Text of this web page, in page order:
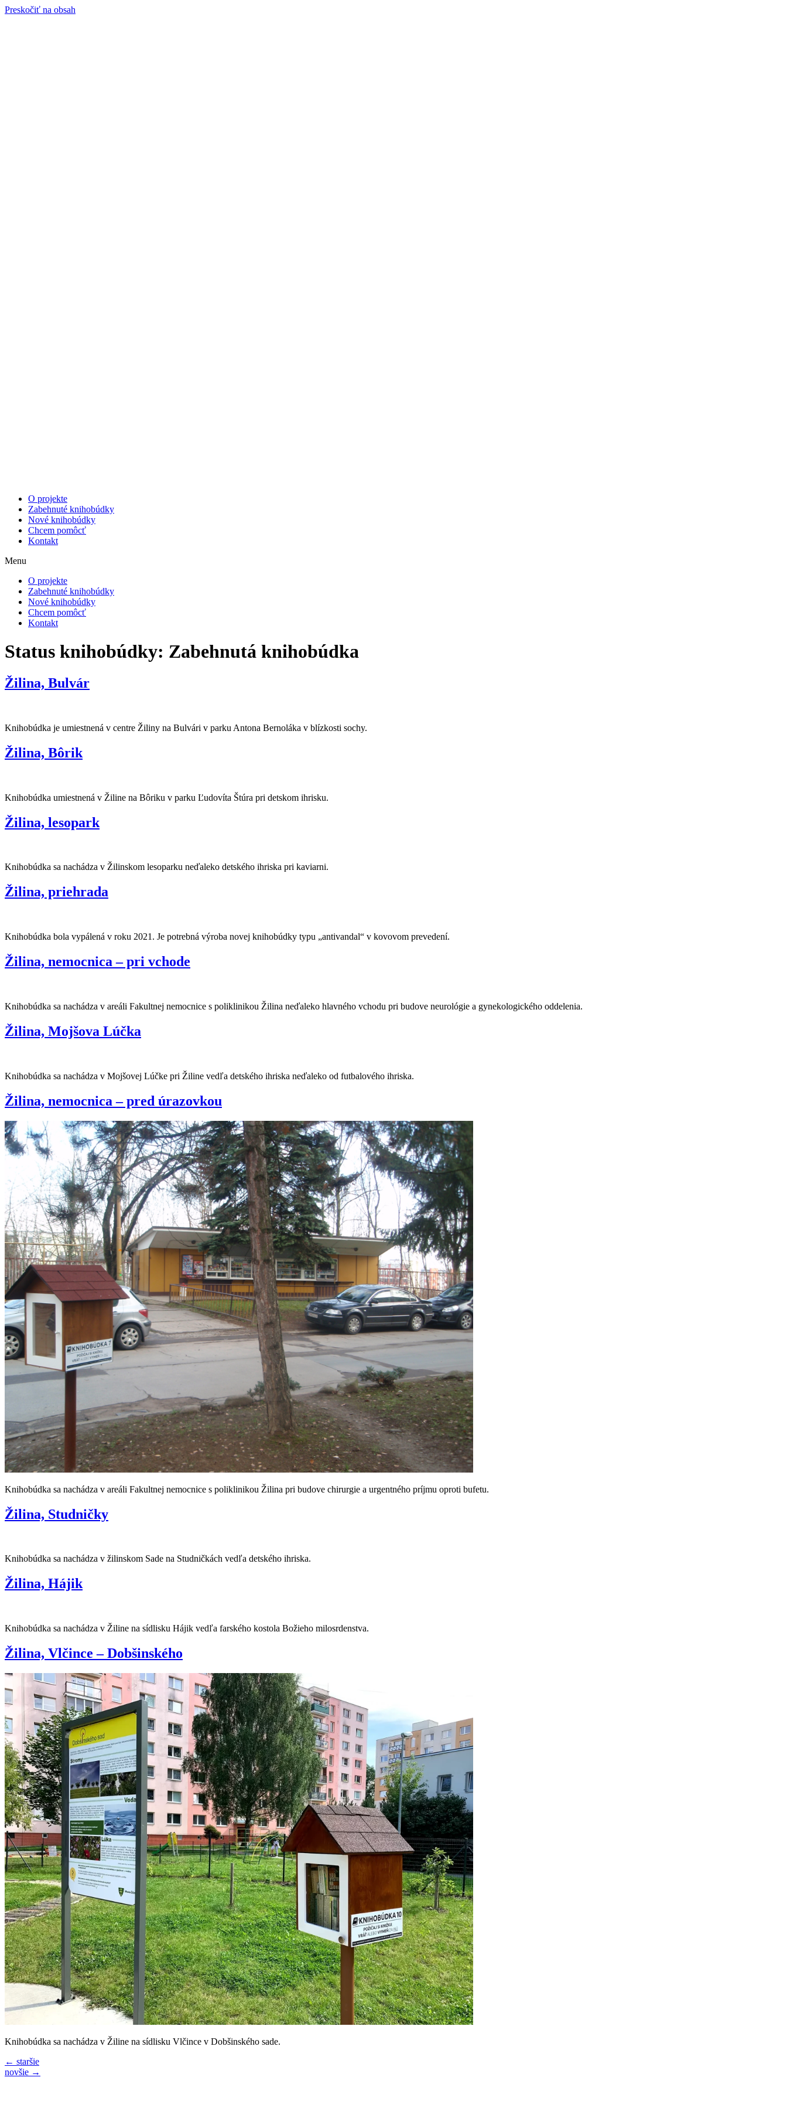
Preskočiť na obsah
O projekte
Zabehnuté knihobúdky
Nové knihobúdky
Chcem pomôcť
Kontakt
Menu
O projekte
Zabehnuté knihobúdky
Nové knihobúdky
Chcem pomôcť
Kontakt
Status knihobúdky: Zabehnutá knihobúdka
Žilina, Bulvár
Knihobúdka je umiestnená v centre Žiliny na Bulvári v parku Antona Bernoláka v blízkosti sochy.
Žilina, Bôrik
Knihobúdka umiestnená v Žiline na Bôriku v parku Ľudovíta Štúra pri detskom ihrisku.
Žilina, lesopark
Knihobúdka sa nachádza v Žilinskom lesoparku neďaleko detského ihriska pri kaviarni.
Žilina, priehrada
Knihobúdka bola vypálená v roku 2021. Je potrebná výroba novej knihobúdky typu „antivandal“ v kovovom prevedení.
Žilina, nemocnica – pri vchode
Knihobúdka sa nachádza v areáli Fakultnej nemocnice s poliklinikou Žilina neďaleko hlavného vchodu pri budove neurológie a gynekologického oddelenia.
Žilina, Mojšova Lúčka
Knihobúdka sa nachádza v Mojšovej Lúčke pri Žiline vedľa detského ihriska neďaleko od futbalového ihriska.
Žilina, nemocnica – pred úrazovkou
Knihobúdka sa nachádza v areáli Fakultnej nemocnice s poliklinikou Žilina pri budove chirurgie a urgentného príjmu oproti bufetu.
Žilina, Studničky
Knihobúdka sa nachádza v žilinskom Sade na Studničkách vedľa detského ihriska.
Žilina, Hájik
Knihobúdka sa nachádza v Žiline na sídlisku Hájik vedľa farského kostola Božieho milosrdenstva.
Žilina, Vlčince – Dobšinského
Knihobúdka sa nachádza v Žiline na sídlisku Vlčince v Dobšinského sade.
← staršie
novšie →